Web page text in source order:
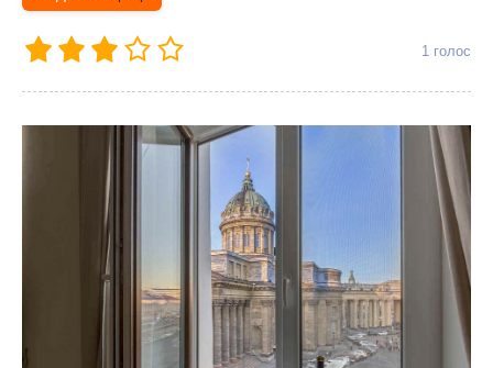
1 голос